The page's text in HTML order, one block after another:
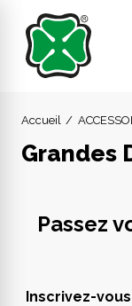
Accueil
Passez
Inscrivez-